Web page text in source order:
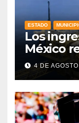
ESTADO
Los
México
drástica
4 DE